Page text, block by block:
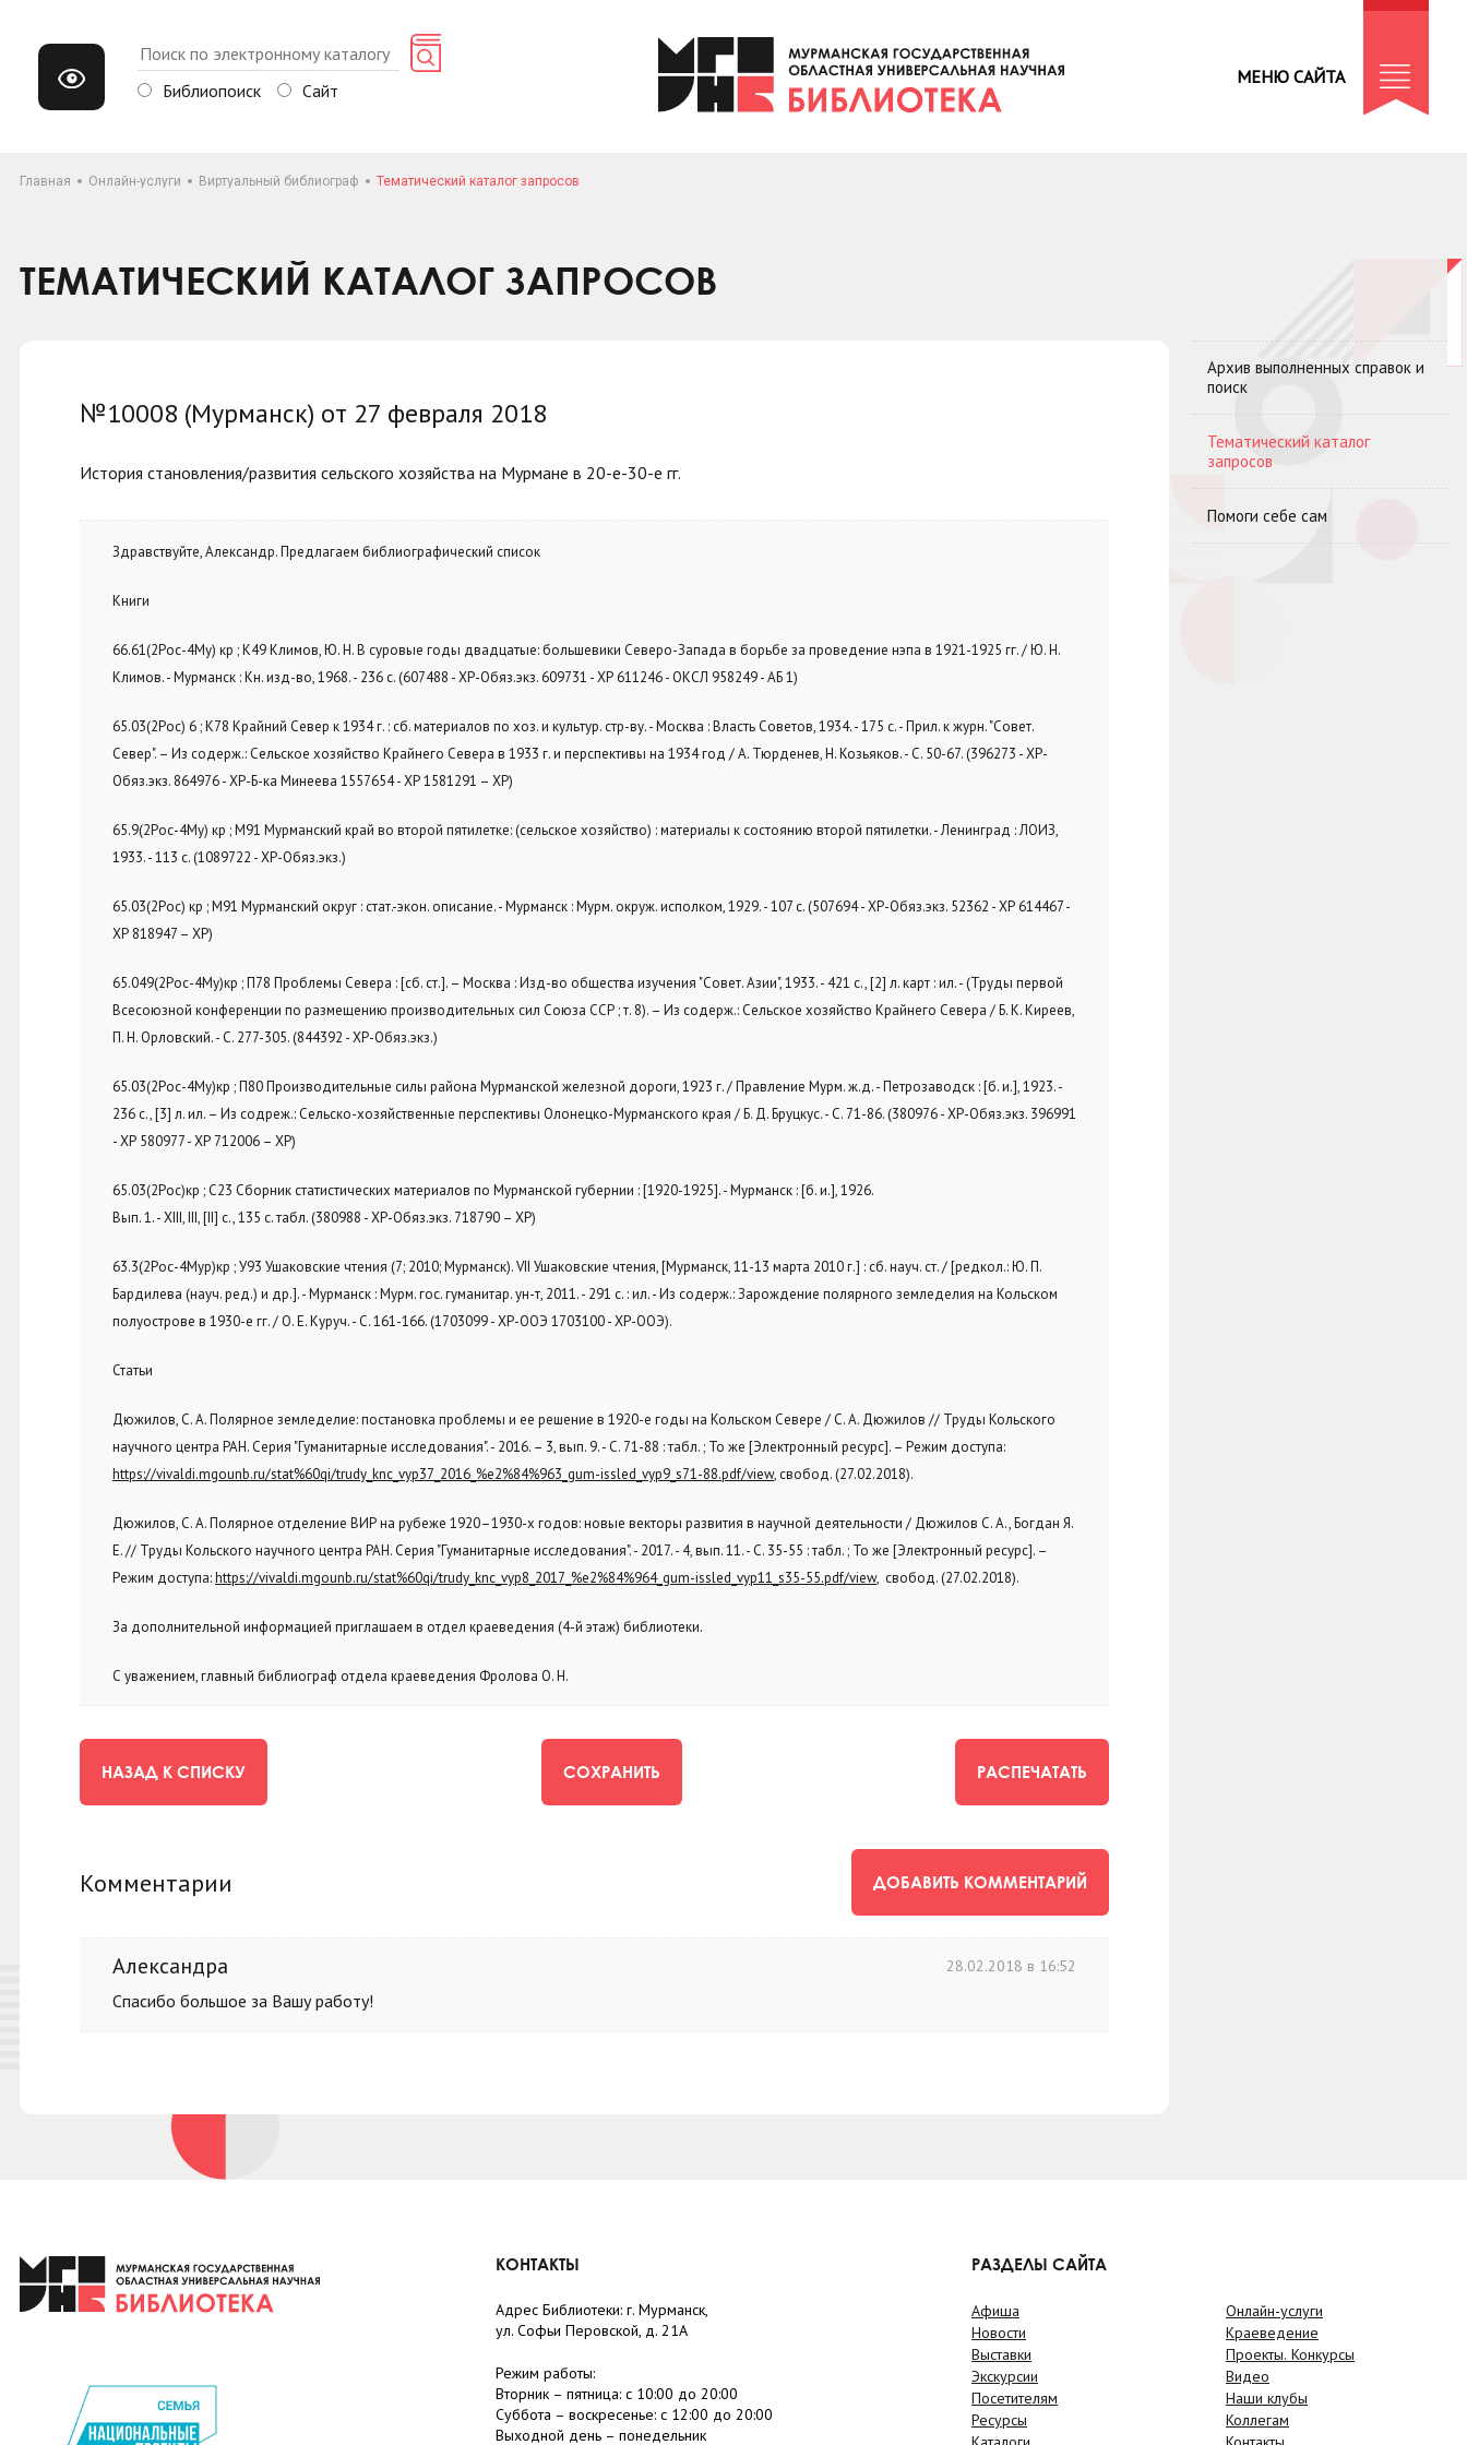
Библиопоиск Сайт
МЕНЮ САЙТА
Главная Онлайн-услуги Виртуальный библиограф Тематический каталог запросов
ТЕМАТИЧЕСКИЙ КАТАЛОГ ЗАПРОСОВ
№10008 (Мурманск) от 27 февраля 2018
История становления/развития сельского хозяйства на Мурмане в 20-е-30-е гг.
Здравствуйте, Александр. Предлагаем библиографический список
Книги
66.61(2Рос-4Му) кр ; К49 Климов, Ю. Н. В суровые годы двадцатые: большевики Северо-Запада в борьбе за проведение нэпа в 1921-1925 гг. / Ю. Н.
Климов. - Мурманск : Кн. изд-во, 1968. - 236 с. (607488 - ХР-Обяз.экз. 609731 - ХР 611246 - ОКСЛ 958249 - АБ 1)
65.03(2Рос) 6 ; К78 Крайний Север к 1934 г. : сб. материалов по хоз. и культур. стр-ву. - Москва : Власть Советов, 1934. - 175 с. - Прил. к журн. "Совет.
Север". – Из содерж.: Сельское хозяйство Крайнего Севера в 1933 г. и перспективы на 1934 год / А. Тюрденев, Н. Козьяков. - С. 50-67. (396273 - ХР-
Обяз.экз. 864976 - ХР-Б-ка Минеева 1557654 - ХР 1581291 – ХР)
65.9(2Рос-4Му) кр ; М91 Мурманский край во второй пятилетке: (сельское хозяйство) : материалы к состоянию второй пятилетки. - Ленинград : ЛОИЗ,
1933. - 113 с. (1089722 - ХР-Обяз.экз.)
65.03(2Рос) кр ; М91 Мурманский округ : стат.-экон. описание. - Мурманск : Мурм. окруж. исполком, 1929. - 107 с. (507694 - ХР-Обяз.экз. 52362 - ХР 614467 -
ХР 818947 – ХР)
65.049(2Рос-4Му)кр ; П78 Проблемы Севера : [сб. ст.]. – Москва : Изд-во общества изучения "Совет. Азии", 1933. - 421 с., [2] л. карт : ил. - (Труды первой
Всесоюзной конференции по размещению производительных сил Союза ССР ; т. 8). – Из содерж.: Сельское хозяйство Крайнего Севера / Б. К. Киреев,
П. Н. Орловский. - С. 277-305. (844392 - ХР-Обяз.экз.)
65.03(2Рос-4Му)кр ; П80 Производительные силы района Мурманской железной дороги, 1923 г. / Правление Мурм. ж.д. - Петрозаводск : [б. и.], 1923. -
236 с., [3] л. ил. – Из содреж.: Сельско-хозяйственные перспективы Олонецко-Мурманского края / Б. Д. Бруцкус. - С. 71-86. (380976 - ХР-Обяз.экз. 396991
- ХР 580977 - ХР 712006 – ХР)
65.03(2Рос)кр ; С23 Сборник статистических материалов по Мурманской губернии : [1920-1925]. - Мурманск : [б. и.], 1926.
Вып. 1. - XIII, III, [II] с., 135 с. табл. (380988 - ХР-Обяз.экз. 718790 – ХР)
63.3(2Рос-4Мур)кр ; У93 Ушаковские чтения (7; 2010; Мурманск). VII Ушаковские чтения, [Мурманск, 11-13 марта 2010 г.] : сб. науч. ст. / [редкол.: Ю. П.
Бардилева (науч. ред.) и др.]. - Мурманск : Мурм. гос. гуманитар. ун-т, 2011. - 291 с. : ил. - Из содерж.: Зарождение полярного земледелия на Кольском
полуострове в 1930-е гг. / О. Е. Куруч. - С. 161-166. (1703099 - ХР-ООЭ 1703100 - ХР-ООЭ).
Статьи
Дюжилов, С. А. Полярное земледелие: постановка проблемы и ее решение в 1920-е годы на Кольском Севере / С. А. Дюжилов // Труды Кольского
научного центра РАН. Серия "Гуманитарные исследования". - 2016. – 3, вып. 9. - С. 71-88 : табл. ; То же [Электронный ресурс]. – Режим доступа:
https://vivaldi.mgounb.ru/stat%60qi/trudy_knc_vyp37_2016_%e2%84%963_gum-issled_vyp9_s71-88.pdf/view, свобод. (27.02.2018).
Дюжилов, С. А. Полярное отделение ВИР на рубеже 1920–1930-х годов: новые векторы развития в научной деятельности / Дюжилов С. А., Богдан Я.
Е. // Труды Кольского научного центра РАН. Серия "Гуманитарные исследования". - 2017. - 4, вып. 11. - С. 35-55 : табл. ; То же [Электронный ресурс]. –
Режим доступа:https://vivaldi.mgounb.ru/stat%60qi/trudy_knc_vyp8_2017_%e2%84%964_gum-issled_vyp11_s35-55.pdf/view, свобод. (27.02.2018).
За дополнительной информацией приглашаем в отдел краеведения (4-й этаж) библиотеки.
С уважением, главный библиограф отдела краеведения Фролова О. Н.
НАЗАД К СПИСКУ СОХРАНИТЬ РАСПЕЧАТАТЬ
Комментарии ДОБАВИТЬ КОММЕНТАРИЙ
Александра 28.02.2018 в 16:52
Спасибо большое за Вашу работу!
Архив выполненных справок и
поиск
Тематический каталог
запросов
Помоги себе сам
КОНТАКТЫ
Адрес Библиотеки: г. Мурманск,
ул. Софьи Перовской, д. 21А
Режим работы:
Вторник – пятница: с 10:00 до 20:00
Суббота – воскресенье: c 12:00 до 20:00
Выходной день – понедельник
РАЗДЕЛЫ САЙТА
Афиша
Новости
Выставки
Экскурсии
Посетителям
Ресурсы
Онлайн-услуги
Краеведение
Проекты. Конкурсы
Видео
Наши клубы
Коллегам